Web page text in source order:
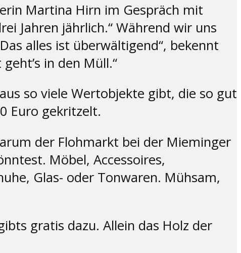
Martina Hirn im Gespräch mit
Jahren jährlich.“ Während wir uns
alles ist überwältigend“, bekennt
in den Müll.“
so viele Wertobjekte gibt, die so gut
Euro gekritzelt.
der Flohmarkt bei der Mieminger
Möbel, Accessoires,
Glas- oder Tonwaren. Mühsam,
gratis dazu. Allein das Holz der